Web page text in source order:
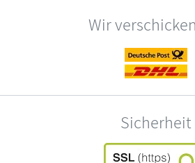
Wir
Sicherheit